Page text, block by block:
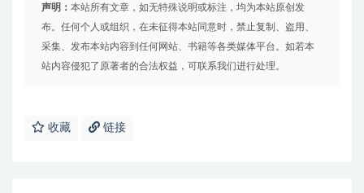
声明： 本站所有文章，如无特殊说明或标注，均为本站原创发
布。任何个人或组织，在未征得本站同意时，禁止复制、盗用、
采集、发布本站内容到任何网站、书籍等各类媒体平台。如若本
站内容侵犯了原著者的合法权益，可联系我们进行处理。
收藏 链接